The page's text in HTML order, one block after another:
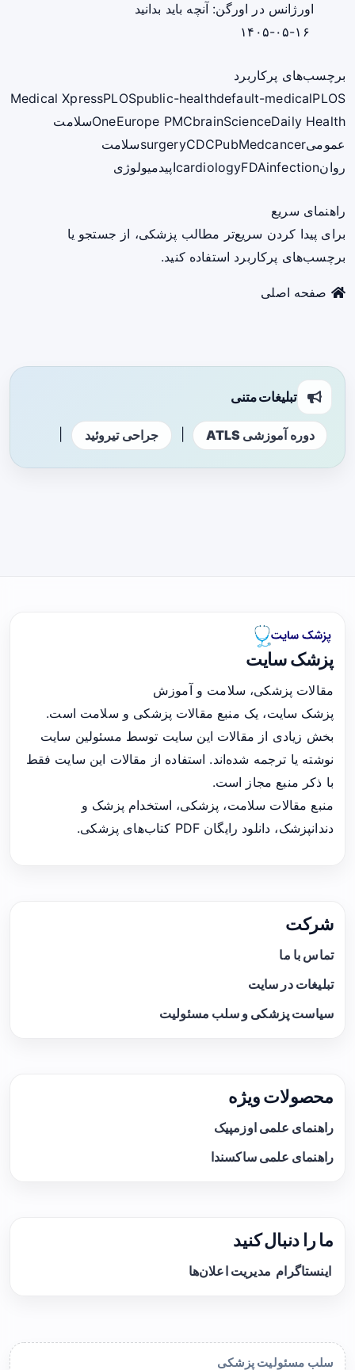
اورژانس در اورگن: آنچه باید بدانید
برچسب‌های پرکاربرد
Medical XpressPLOSpublic-healthdefault-medicalPLOS
OneEurope PMCbrainScienceDaily Health
سلامت
عمومی
surgeryCDCPubMedcancer
سلامت
روان
cardiologyFDAinfection اپیدمیولوژی
راهنمای سریع
برای پیدا کردن سریع‌تر مطالب پزشکی، از جستجو یا
برچسب‌های پرکاربرد استفاده کنید.
صفحه اصلی
تبلیغات متنی
دوره آموزشی ATLS جراحی تیروئید
پزشک سایت
مقالات پزشکی، سلامت و آموزش
پزشک سایت، یک منبع مقالات پزشکی و سلامت است.
بخش زیادی از مقالات این سایت توسط مسئولین سایت
نوشته یا ترجمه شده‌اند. استفاده از مقالات این سایت فقط
با ذکر منبع مجاز است.
منبع مقالات سلامت، پزشکی، استخدام پزشک و
دندانپزشک، دانلود رایگان PDF کتاب‌های پزشکی.
شرکت
تماس با ما
تبلیغات در سایت
سیاست پزشکی و سلب مسئولیت
محصولات ویژه
راهنمای علمی اوزمپیک
راهنمای علمی ساکسندا
ما را دنبال کنید
اینستاگرام مدیریت اعلان‌ها
سلب مسئولیت پزشکی